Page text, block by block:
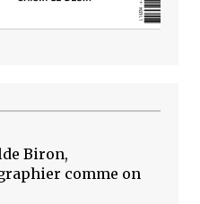
Biron,
comme on